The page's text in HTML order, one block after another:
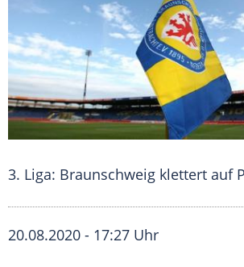
3. Liga: Braunschweig klettert auf
20.08.2020 - 17:27 Uhr